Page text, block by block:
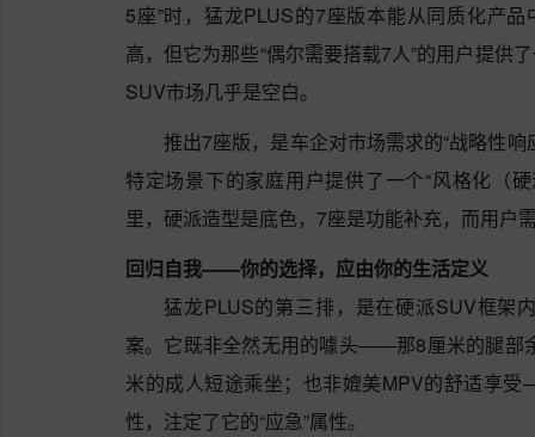
5座”时，猛龙PLUS的7座版本能从同质化产
高，但它为那些“偶尔需要搭载7人”的用户提
SUV市场几乎是空白。
推出7座版，是车企对市场需求的“战略性
特定场景下的家庭用户提供了一个“风格化（
里，硬派造型是底色，7座是功能补充，而用户
回归自我——你的选择，应由你的生活定义
猛龙PLUS的第三排，是在硬派SUV框架
案。它既非全然无用的噱头——那8厘米的腿部
米的成人短途乘坐；也非媲美MPV的舒适享
性，注定了它的“应急”属性。